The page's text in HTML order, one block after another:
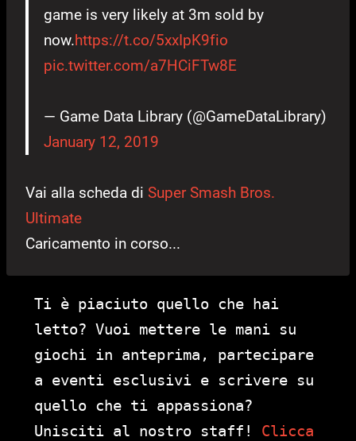
game is very likely at 3m sold by
now.https://t.co/5xxIpK9fio
pic.twitter.com/a7HCiFTw8E
— Game Data Library (@GameDataLibrary)
January 12, 2019
Vai alla scheda di Super Smash Bros.
Ultimate
Caricamento in corso...
Ti è piaciuto quello che hai
letto? Vuoi mettere le mani su
giochi in anteprima, partecipare
a eventi esclusivi e scrivere su
quello che ti appassiona?
Unisciti al nostro staff! Clicca